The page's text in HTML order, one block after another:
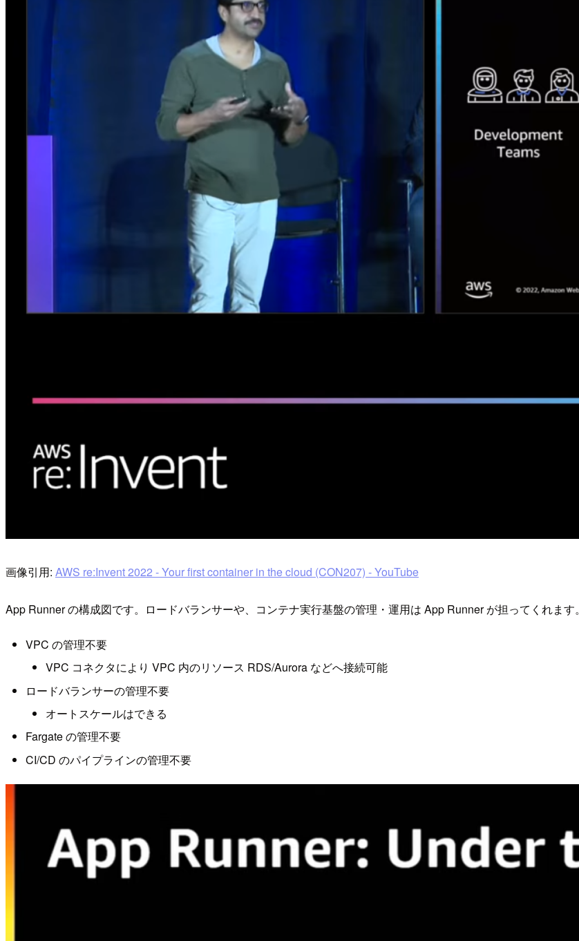
画像引用: AWS re:Invent 2022 - Your first container in the cloud (CON207) - YouTube
App Runner の構成図です。ロードバランサーや、コンテナ実行基盤の管理・運用は App Runner が担ってくれます。
VPC の管理不要
VPC コネクタにより VPC 内のリソース RDS/Aurora などへ接続可能
ロードバランサーの管理不要
オートスケールはできる
Fargate の管理不要
CI/CD のパイプラインの管理不要